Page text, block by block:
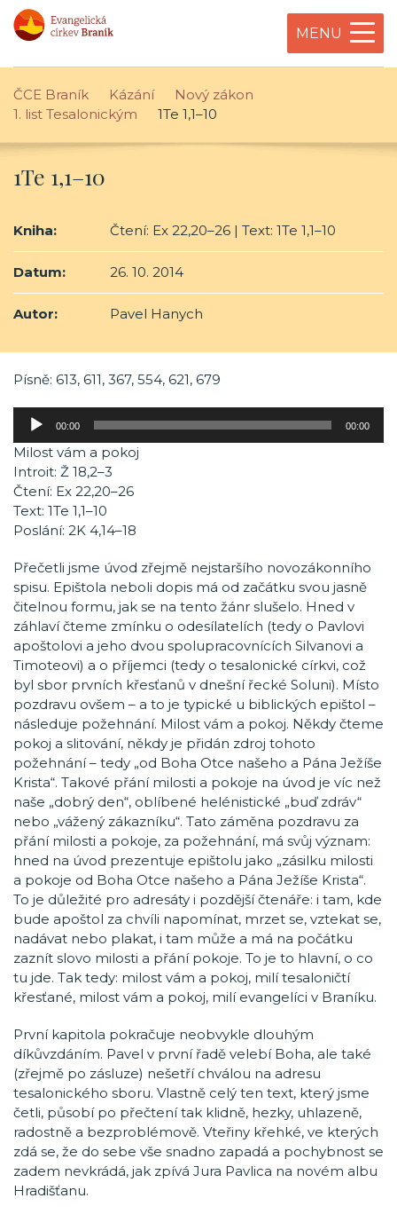
MENU
ČCE Braník Kázání
Nový zákon
1. list Tesalonickým
1Te 1,1–10
1Te 1,1–10
Kniha: Čtení: Ex 22,20–26 | Text: 1Te 1,1–10
Datum: 26. 10. 2014
Autor: Pavel Hanych
Písně: 613, 611, 367, 554, 621, 679
Audio
00:00 00:00
Milost vám a pokoj
Introit: Ž 18,2–3
Čtení: Ex 22,20–26
Text: 1Te 1,1–10
Poslání: 2K 4,14–18
Přečetli jsme úvod zřejmě nejstaršího novozákonního
spisu. Epištola neboli dopis má od začátku svou jasně
čitelnou formu, jak se na tento žánr slušelo. Hned v
záhlaví čteme zmínku o odesílatelích (tedy o Pavlovi
apoštolovi a jeho dvou spolupracovnících Silvanovi a
Timoteovi) a o příjemci (tedy o tesalonické církvi, což
byl sbor prvních křesťanů v dnešní řecké Soluni). Místo
pozdravu ovšem – a to je typické u biblických epištol –
následuje požehnání. Milost vám a pokoj. Někdy čteme
pokoj a slitování, někdy je přidán zdroj tohoto
požehnání – tedy „od Boha Otce našeho a Pána Ježíše
Krista“. Takové přání milosti a pokoje na úvod je víc než
naše „dobrý den“, oblíbené helénistické „buď zdráv“
nebo „vážený zákazníku“. Tato záměna pozdravu za
přání milosti a pokoje, za požehnání, má svůj význam:
hned na úvod prezentuje epištolu jako „zásilku milosti
a pokoje od Boha Otce našeho a Pána Ježíše Krista“.
To je důležité pro adresáty i pozdější čtenáře: i tam, kde
bude apoštol za chvíli napomínat, mrzet se, vztekat se,
nadávat nebo plakat, i tam může a má na počátku
zaznít slovo milosti a přání pokoje. To je to hlavní, o co
tu jde. Tak tedy: milost vám a pokoj, milí tesaloničtí
křesťané, milost vám a pokoj, milí evangelíci v Braníku.
První kapitola pokračuje neobvykle dlouhým
díkůvzdáním. Pavel v první řadě velebí Boha, ale také
(zřejmě po zásluze) nešetří chválou na adresu
tesalonického sboru. Vlastně celý ten text, který jsme
četli, působí po přečtení tak klidně, hezky, uhlazeně,
radostně a bezproblémově. Vteřiny křehké, ve kterých
zdá se, že do sebe vše snadno zapadá a pochybnost se
zadem nevkrádá, jak zpívá Jura Pavlica na novém albu
Hradišťanu.